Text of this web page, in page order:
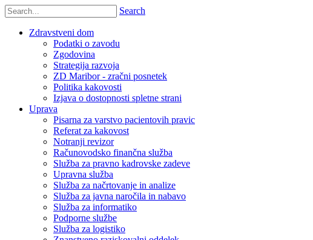
Search
Zdravstveni dom
Podatki o zavodu
Zgodovina
Strategija razvoja
ZD Maribor - zračni posnetek
Politika kakovosti
Izjava o dostopnosti spletne strani
Uprava
Pisarna za varstvo pacientovih pravic
Referat za kakovost
Notranji revizor
Računovodsko finančna služba
Služba za pravno kadrovske zadeve
Upravna služba
Služba za načrtovanje in analize
Služba za javna naročila in nabavo
Služba za informatiko
Podporne službe
Služba za logistiko